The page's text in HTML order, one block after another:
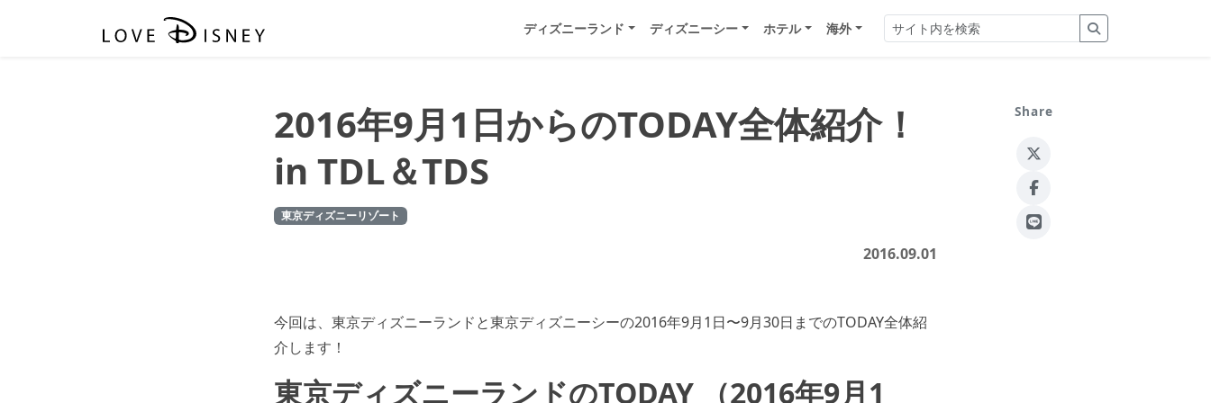
ディズニーランド ディズニーシー ホテル 海外
2016年9月1日からのTODAY全体紹介！
in TDL＆TDS
東京ディズニーリゾート
2016.09.01
今回は、東京ディズニーランドと東京ディズニーシーの2016年9月1日〜9月30日までのTODAY全体紹
介します！
東京ディズニーランドのTODAY （2016年9月1
Share